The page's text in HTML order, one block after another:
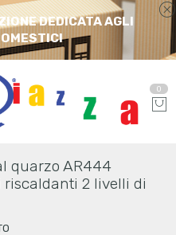
DEDICATA AGLI
0
quarzo AR444
riscaldanti 2 livelli di